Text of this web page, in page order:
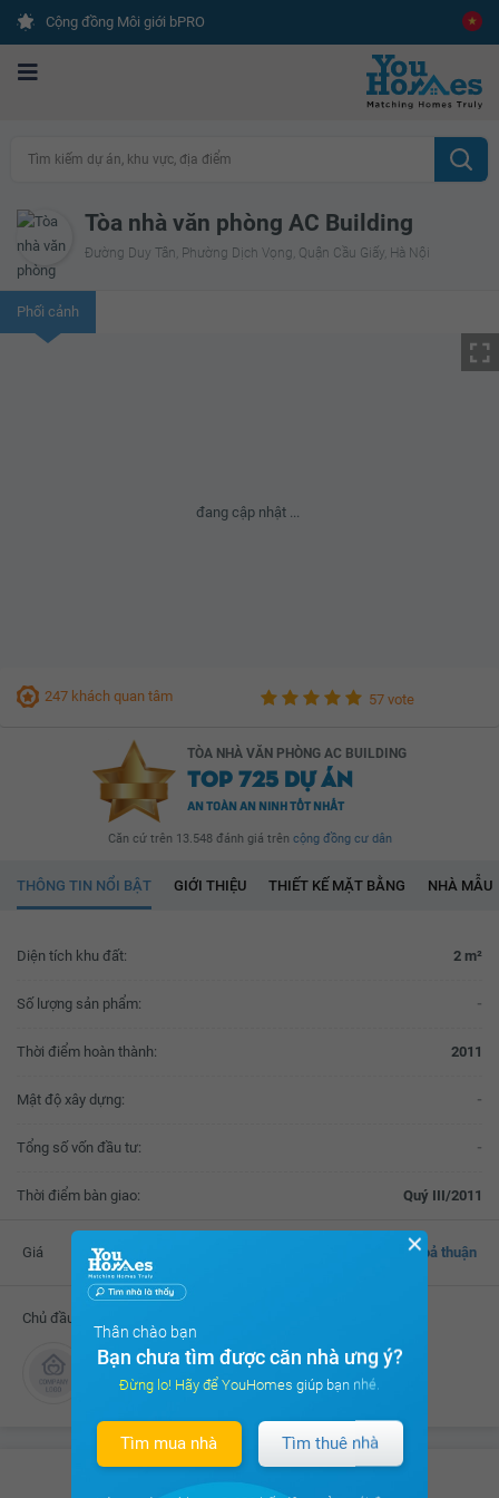
Cộng đồng Môi giới bPRO
Tìm kiếm dự án, khu vực, địa điểm
Tòa nhà văn phòng AC Building
Đường Duy Tân, Phường Dịch Vọng, Quận Cầu Giấy, Hà Nội
Phối cảnh
đang cập nhật ...
247 khách quan tâm 57 vote
TÒA NHÀ VĂN PHÒNG AC BUILDING
TOP 725 DỰ ÁN
AN TOÀN AN NINH TỐT NHẤT
Căn cứ trên 13.548 đánh giá trên cộng đồng cư dân
THÔNG TIN NỔI BẬT GIỚI THIỆU THIẾT KẾ MẶT BẰNG NHÀ MẪU
Diện tích khu đất: 2 m²
Số lượng sản phẩm: -
Thời điểm hoàn thành: 2011
Mật độ xây dựng: -
Tổng số vốn đầu tư: -
Thời điểm bàn giao: Quý III/2011
Giá Thoả thuận
Chủ đầu tư
Công ty TNHH An Điền
✕
Thân chào bạn
Bạn chưa tìm được căn nhà ưng ý?
Đừng lo! Hãy để YouHomes giúp bạn nhé.
Tìm mua nhà Tìm thuê nhà